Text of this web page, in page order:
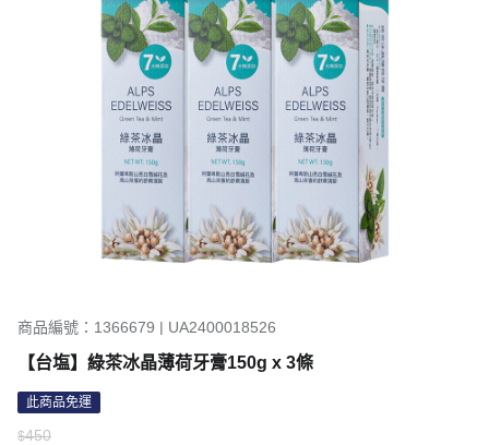
商品編號：1366679 | UA2400018526
【台塩】綠茶冰晶薄荷牙膏150g x 3條
此商品免運
$450